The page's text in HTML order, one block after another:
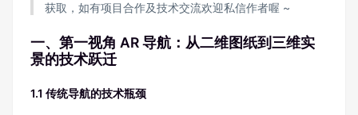
获取，如有项目合作及技术交流欢迎私信作者喔 ~
一、第一视角 AR 导航：从二维图纸到三维实
景的技术跃迁
1.1 传统导航的技术瓶颈